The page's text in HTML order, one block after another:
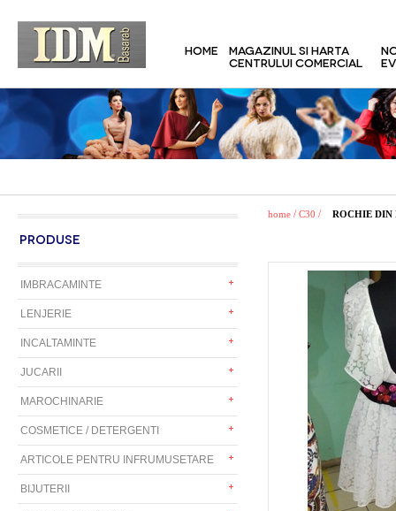
HOME
MAGAZINUL SI HARTA
CENTRULUI COMERCIAL
PRODUSE
IMBRACAMINTE
LENJERIE
INCALTAMINTE
JUCARII
MAROCHINARIE
COSMETICE / DETERGENTI
ARTICOLE PENTRU INFRUMUSETARE
BIJUTERII
home / C30 / ROCHIE DIN